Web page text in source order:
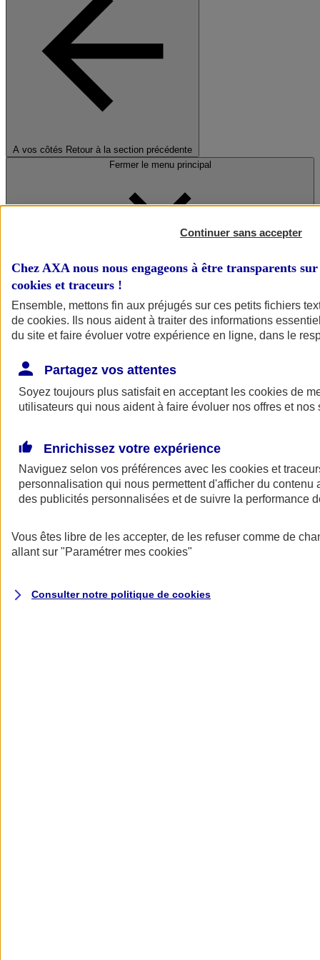
A vos côtés Retour à la section précédente
Fermer le menu principal
Préserver la nature et le climat
Faire avancer la solidarité et l'inclusion
Donner toute leur place aux territoires
Porter l'élan du rugby féminin
Nos actualités
Retour à la section précédente
Continuer sans accepter
Chez AXA nous nous engageons à être transparents
cookies et traceurs !
Ensemble, mettons fin aux préjugés sur ces petits fichiers
de cookies. Ils nous aident à traiter des informations
du site et faire évoluer votre expérience en ligne, dans le
Partagez vos attentes
Soyez toujours plus satisfait en acceptant les cookies de
utilisateurs qui nous aident à faire évoluer nos offres et nos
Enrichissez votre expérience
Naviguez selon vos préférences avec les cookies et
personnalisation qui nous permettent d'afficher du contenu
des publicités personnalisées et de suivre la performance
Vous êtes libre de les accepter, de les refuser comme de
allant sur "Paramétrer mes cookies"
Consulter notre politique de cookies